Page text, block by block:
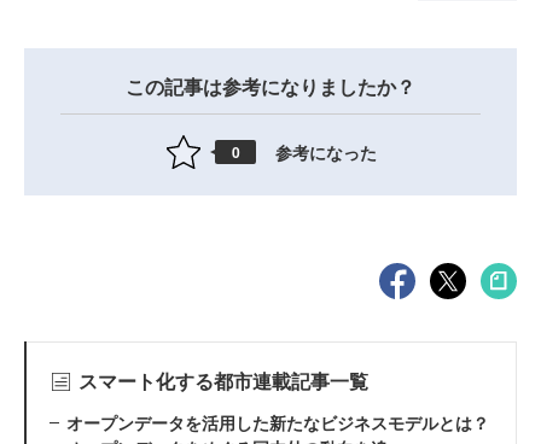
この記事は参考になりましたか？
0 参考になった
スマート化する都市連載記事一覧
オープンデータを活用した新たなビジネスモデルとは？